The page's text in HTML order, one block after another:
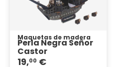
Maquetas de madera
Perla Negra Señor
Castor
19,00 €